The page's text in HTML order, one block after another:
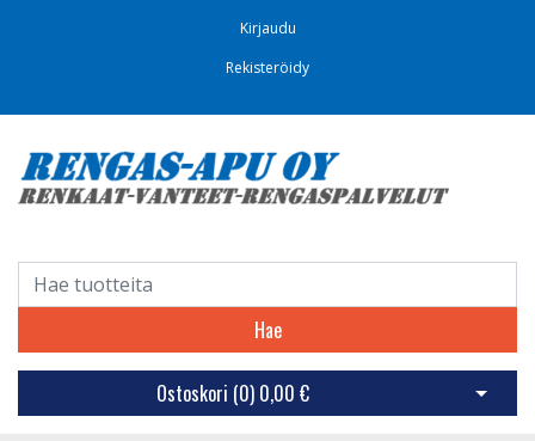
Kirjaudu
Rekisteröidy
Hae
Ostoskori (0) 0,00 € Avaa